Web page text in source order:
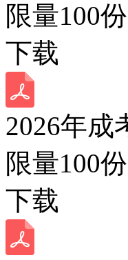
限量100
下载
2026年成
限量100
下载